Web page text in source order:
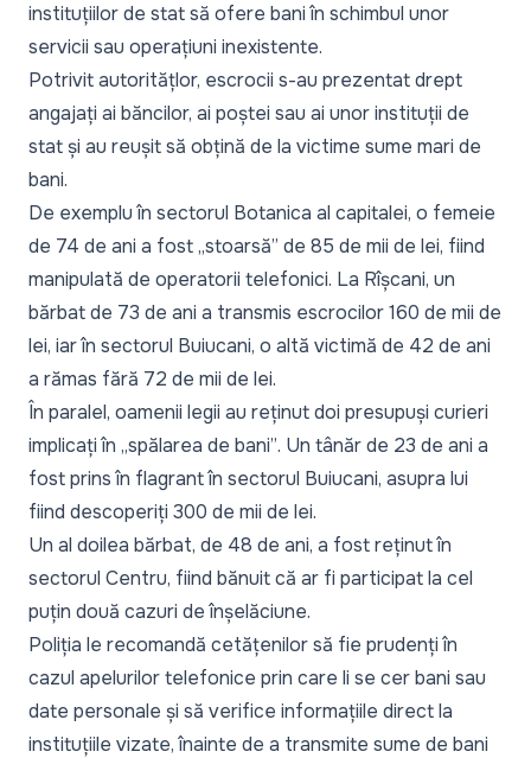
instituțiilor de stat să ofere bani în schimbul unor
servicii sau operațiuni inexistente.
Potrivit autoritățlor, escrocii s-au prezentat drept
angajați ai băncilor, ai poștei sau ai unor instituții de
stat și au reușit să obțină de la victime sume mari de
bani.
De exemplu în sectorul Botanica al capitalei, o femeie
de 74 de ani a fost „stoarsă” de 85 de mii de lei, fiind
manipulată de operatorii telefonici. La Rîșcani, un
bărbat de 73 de ani a transmis escrocilor 160 de mii de
lei, iar în sectorul Buiucani, o altă victimă de 42 de ani
a rămas fără 72 de mii de lei.
În paralel, oamenii legii au reținut doi presupuși curieri
implicați în „spălarea de bani”. Un tânăr de 23 de ani a
fost prins în flagrant în sectorul Buiucani, asupra lui
fiind descoperiți 300 de mii de lei.
Un al doilea bărbat, de 48 de ani, a fost reținut în
sectorul Centru, fiind bănuit că ar fi participat la cel
puțin două cazuri de înșelăciune.
Poliția le recomandă cetățenilor să fie prudenți în
cazul apelurilor telefonice prin care li se cer bani sau
date personale și să verifice informațiile direct la
instituțiile vizate, înainte de a transmite sume de bani